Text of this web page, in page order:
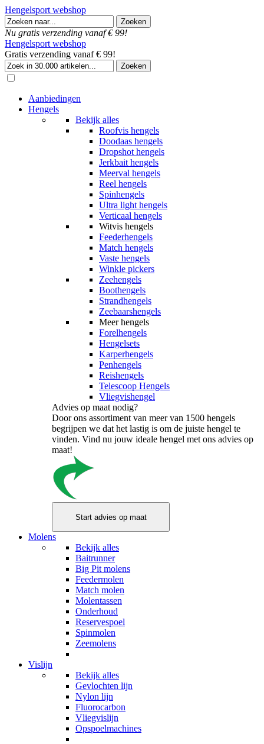
Hengelsport webshop
Nu gratis verzending vanaf € 99!
Hengelsport webshop
Gratis verzending vanaf € 99!
Aanbiedingen
Hengels
Bekijk alles
Roofvis hengels
Doodaas hengels
Dropshot hengels
Jerkbait hengels
Meerval hengels
Reel hengels
Spinhengels
Ultra light hengels
Verticaal hengels
Witvis hengels
Feederhengels
Match hengels
Vaste hengels
Winkle pickers
Zeehengels
Boothengels
Strandhengels
Zeebaarshengels
Meer hengels
Forelhengels
Hengelsets
Karperhengels
Penhengels
Reishengels
Telescoop Hengels
Vliegvishengel
Advies op maat nodig?
Door ons assortiment van meer van 1500 hengels
begrijpen we dat het lastig is om de juiste hengel te
vinden. Vind nu jouw ideale hengel met ons advies op
maat!
Molens
Bekijk alles
Baitrunner
Big Pit molens
Feedermolen
Match molen
Molentassen
Onderhoud
Reservespoel
Spinmolen
Zeemolens
Vislijn
Bekijk alles
Gevlochten lijn
Nylon lijn
Fluorocarbon
Vliegvislijn
Opspoelmachines